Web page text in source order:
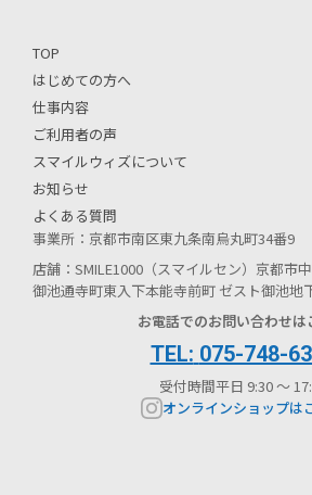
事業所：京都市南区東九条南烏丸町34番9
店舗：SMILE1000（スマイルセン）京都市
御池通寺町東入下本能寺前町 ゼスト御池地
TOP
はじめての方へ
仕事内容
ご利用者の声
スマイルウィズについて
お知らせ
よくある質問
お電話でのお問い合わせは
075-748-
受付時間平日 9:30 〜
オンラインショップは